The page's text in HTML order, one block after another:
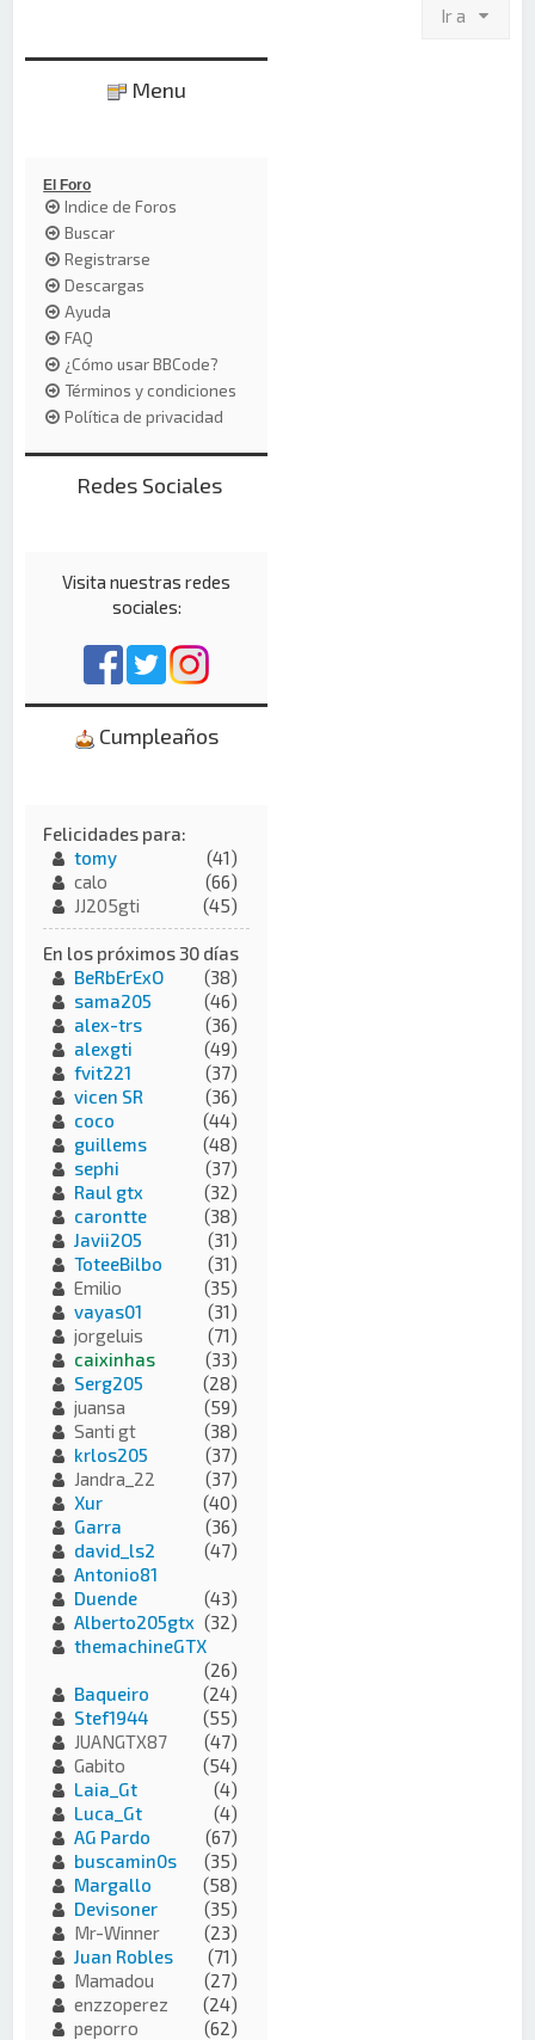
Ir a
Menu
El Foro
Indice de Foros
Buscar
Registrarse
Descargas
Ayuda
FAQ
¿Cómo usar BBCode?
Términos y condiciones
Política de privacidad
Redes Sociales
Visita nuestras redes
sociales:
Cumpleaños
Felicidades para:
tomy
(41)
calo
(66)
JJ205gti
(45)
En los próximos 30 días
BeRbErExO
(38)
sama205
(46)
alex-trs
(36)
alexgti
(49)
fvit221
(37)
vicen SR
(36)
coco
(44)
guillems
(48)
sephi
(37)
Raul gtx
(32)
carontte
(38)
Javii2O5
(31)
ToteeBilbo
(31)
Emilio
(35)
vayas01
(31)
jorgeluis
(71)
caixinhas
(33)
Serg205
(28)
juansa
(59)
Santi gt
(38)
krlos205
(37)
Jandra_22
(37)
Xur
(40)
Garra
(36)
david_ls2
(47)
Antonio81
Duende
(43)
Alberto205gtx (32)
themachineGTX
(26)
Baqueiro
(24)
Stef1944
(55)
JUANGTX87
(47)
Gabito
(54)
Laia_Gt
(4)
Luca_Gt
(4)
AG Pardo
(67)
buscamin0s
(35)
Margallo
(58)
Devisoner
(35)
Mr-Winner
(23)
Juan Robles
(71)
Mamadou
(27)
enzzoperez
(24)
peporro
(62)